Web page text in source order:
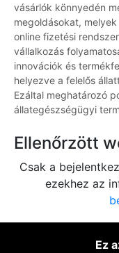
vásárlók könnyedén
megoldásokat,
online fizetési
vállalkozás
innovációk és
helyezve a felelős
Ezáltal meghatározó
állategészségügyi
Ellenőrzött
Csak a
ezekhez az
Ez